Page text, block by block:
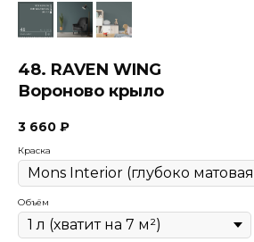
48. RAVEN WING
Вороново крыло
3 660 ₽
Краска
Объём